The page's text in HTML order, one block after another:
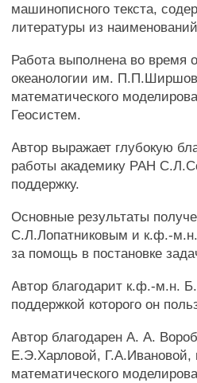
машинописного текста,
литературы из
Работа выполнена во время
океанологии им.
математического
Геосистем.
Автор выражает глубокую
работы академику РАН
поддержку.
Основные результаты
С.Л.Лопатниковым и к.ф.-
за помощь в постановке
Автор благодарит к.ф.-м.н.
поддержкой которого он
Автор благодарен А. А.
Е.Э.Харловой, Г.А.Ивановой,
математического